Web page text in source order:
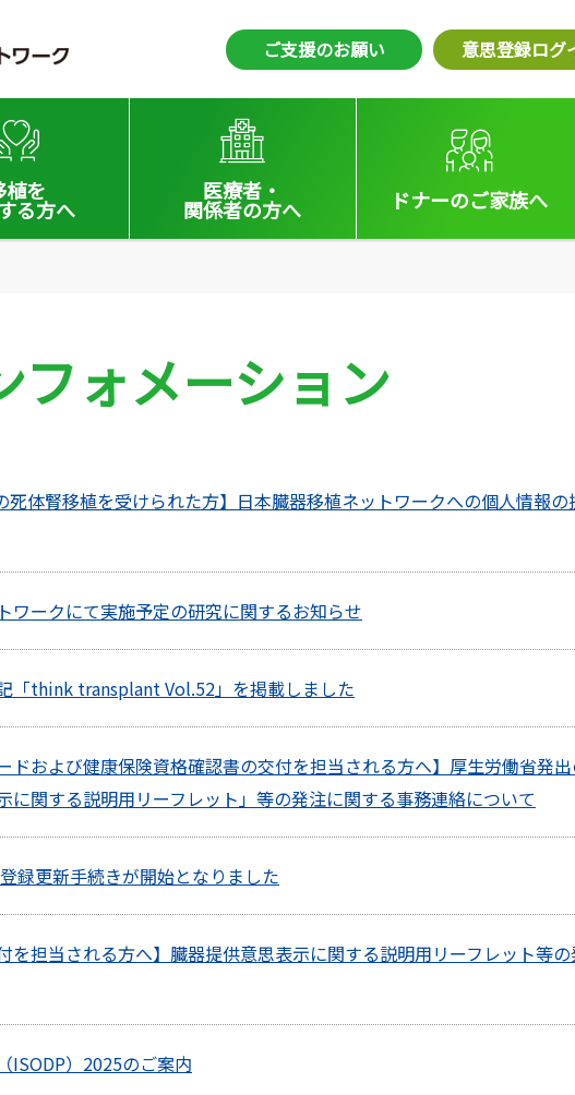
ご支援のお願い 意思登録ログ
植を
る方へ
医療者・
関係者の方へ
会員の皆さまへ
映像ギャラリー
コーディネーター向けログイン
ドナーのご家族へ
フォメーション
死体腎移植を受けられた方】日本臓器移植ネットワークへの個人情報の
ワークにて実施予定の研究に関するお知らせ
「think transplant Vol.52」を掲載しました
ドおよび健康保険資格確認書の交付を担当される方へ】厚生労働省発
に関する説明用リーフレット」等の発注に関する事務連絡について
録更新手続きが開始となりました
を担当される方へ】臓器提供意思表示に関する説明用リーフレット等
ISODP）2025のご案内